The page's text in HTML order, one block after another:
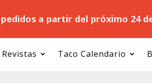
a partir del próximo 24
Revistas Taco Calendario